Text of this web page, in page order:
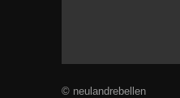
© neulandrebellen